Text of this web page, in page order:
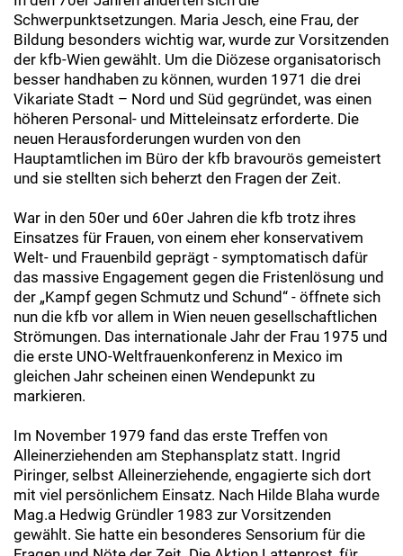
Schwerpunktsetzungen. Maria Jesch, eine Frau, der
Bildung besonders wichtig war, wurde zur Vorsitzenden
der kfb-Wien gewählt. Um die Diözese organisatorisch
besser handhaben zu können, wurden 1971 die drei
Vikariate Stadt – Nord und Süd gegründet, was einen
höheren Personal- und Mitteleinsatz erforderte. Die
neuen Herausforderungen wurden von den
Hauptamtlichen im Büro der kfb bravourös gemeistert
und sie stellten sich beherzt den Fragen der Zeit.
War in den 50er und 60er Jahren die kfb trotz ihres
Einsatzes für Frauen, von einem eher konservativem
Welt- und Frauenbild geprägt - symptomatisch dafür
das massive Engagement gegen die Fristenlösung und
der „Kampf gegen Schmutz und Schund“ - öffnete sich
nun die kfb vor allem in Wien neuen gesellschaftlichen
Strömungen. Das internationale Jahr der Frau 1975 und
die erste UNO-Weltfrauenkonferenz in Mexico im
gleichen Jahr scheinen einen Wendepunkt zu
markieren.
Im November 1979 fand das erste Treffen von
Alleinerziehenden am Stephansplatz statt. Ingrid
Piringer, selbst Alleinerziehende, engagierte sich dort
mit viel persönlichem Einsatz. Nach Hilde Blaha wurde
Mag.a Hedwig Gründler 1983 zur Vorsitzenden
gewählt. Sie hatte ein besonderes Sensorium für die